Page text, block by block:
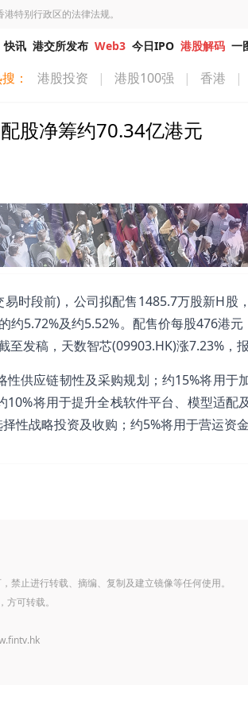
特别行政区的法律法规。
快讯 港交所发布 Web3 今日IPO 港股解码 一
： 港股投资 | 港股100强 | 香港 |
股净筹约70.34亿港元
时段前)，公司拟配售1485.7万股新H股
5.72%及约5.52%。配售价每股476港
发稿，天数智芯(09903.HK)涨7.23%，报
供应链韧性及采购规划；约15%将用于
将用于提升全栈软件平台、模型适配
性战略投资及收购；约5%将用于营运资金
禁止进行转载、摘编、复制及建立镜像等任何使用。
方可转载。